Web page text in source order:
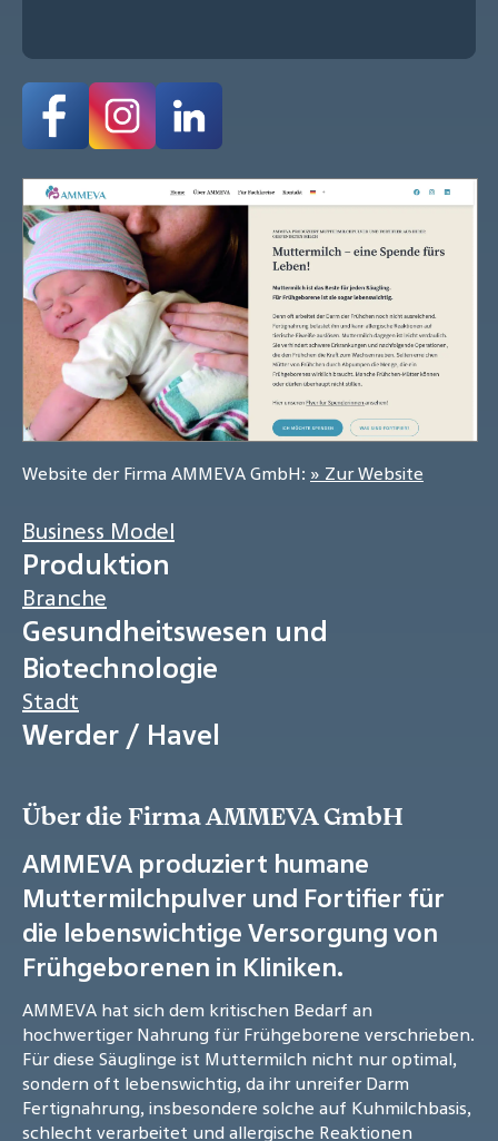
Website der Firma AMMEVA GmbH: » Zur Website
Business Model
Produktion
Branche
Gesundheitswesen und
Biotechnologie
Stadt
Werder / Havel
Über die Firma AMMEVA GmbH
AMMEVA produziert humane
Muttermilchpulver und Fortifier für
die lebenswichtige Versorgung von
Frühgeborenen in Kliniken.
AMMEVA hat sich dem kritischen Bedarf an
hochwertiger Nahrung für Frühgeborene verschrieben.
Für diese Säuglinge ist Muttermilch nicht nur optimal,
sondern oft lebenswichtig, da ihr unreifer Darm
Fertignahrung, insbesondere solche auf Kuhmilchbasis,
schlecht verarbeitet und allergische Reaktionen